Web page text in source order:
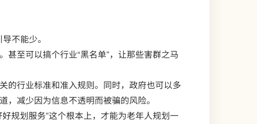
不能少。
至可以搞个行业“黑名单”，让那些害群之马
的行业标准和准入规则。同时，政府也可以多
减少因为信息不透明而被骗的风险。
规划服务”这个根本上，才能为老年人规划一